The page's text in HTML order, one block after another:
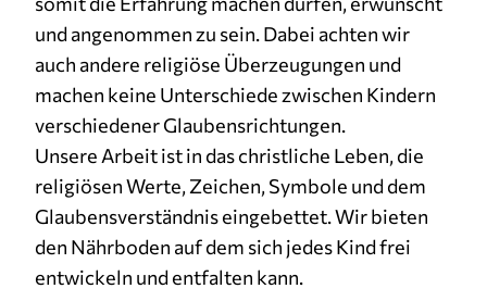
und angenommen zu sein. Dabei achten wir
auch andere religiöse Überzeugungen und
machen keine Unterschiede zwischen Kindern
verschiedener Glaubensrichtungen.
Unsere Arbeit ist in das christliche Leben, die
religiösen Werte, Zeichen, Symbole und dem
Glaubensverständnis eingebettet. Wir bieten
den Nährboden auf dem sich jedes Kind frei
entwickeln und entfalten kann.
1 Jahr
MARKETING
Marketing Cookies werden von Drittanbietern
verwendet, um personalisierte Werbung
anzuzeigen. Sie tun dies, indem sie Besucher über
Websites hinweg verfolgen.
Facebook Pixel